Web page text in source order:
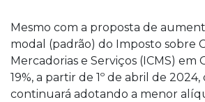
Mesmo com a proposta de
modal (padrão) do Imposto sobre
Mercadorias e Serviços (ICMS) em
19%, a partir de 1º de abril de 2024,
continuará adotando a menor